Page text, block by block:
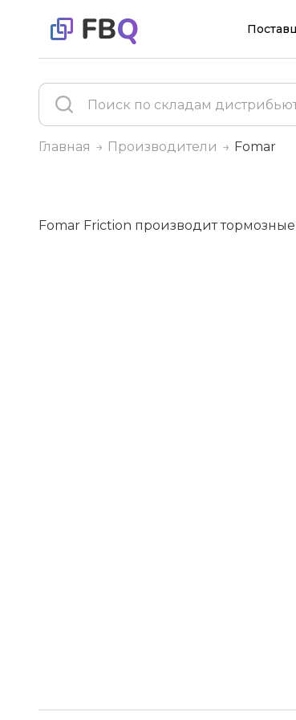
Главная Производители Fomar
Fomar Friction производит